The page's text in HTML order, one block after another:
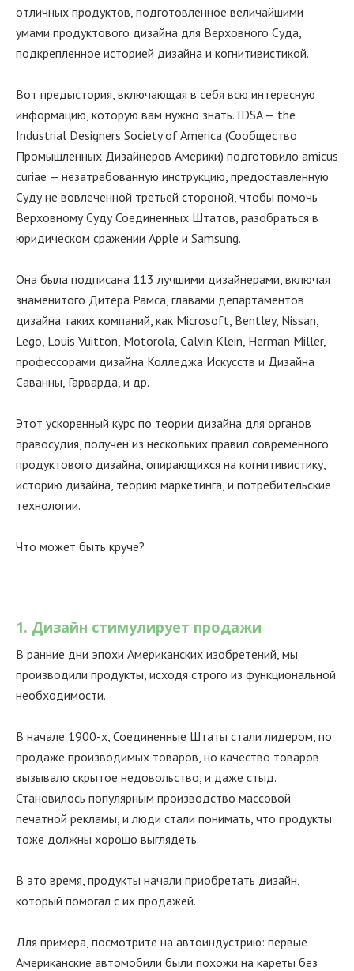
отличных продуктов, подготовленное величайшими
умами продуктового дизайна для Верховного Суда,
подкрепленное историей дизайна и когнитивистикой.
Вот предыстория, включающая в себя всю интересную
информацию, которую вам нужно знать. IDSA — the
Industrial Designers Society of America (Сообщество
Промышленных Дизайнеров Америки) подготовило amicus
curiae — незатребованную инструкцию, предоставленную
Суду не вовлеченной третьей стороной, чтобы помочь
Верховному Суду Соединенных Штатов, разобраться в
юридическом сражении Apple и Samsung.
Она была подписана 113 лучшими дизайнерами, включая
знаменитого Дитера Рамса, главами департаментов
дизайна таких компаний, как Microsoft, Bentley, Nissan,
Lego, Louis Vuitton, Motorola, Calvin Klein, Herman Miller,
профессорами дизайна Колледжа Искусств и Дизайна
Саванны, Гарварда, и др.
Этот ускоренный курс по теории дизайна для органов
правосудия, получен из нескольких правил современного
продуктового дизайна, опирающихся на когнитивистику,
историю дизайна, теорию маркетинга, и потребительские
технологии.
Что может быть круче?
1. Дизайн стимулирует продажи
В ранние дни эпохи Американских изобретений, мы
производили продукты, исходя строго из функциональной
необходимости.
В начале 1900-х, Соединенные Штаты стали лидером, по
продаже производимых товаров, но качество товаров
вызывало скрытое недовольство, и даже стыд.
Становилось популярным производство массовой
печатной рекламы, и люди стали понимать, что продукты
тоже должны хорошо выглядеть.
В это время, продукты начали приобретать дизайн,
который помогал с их продажей.
Для примера, посмотрите на автоиндустрию: первые
Американские автомобили были похожи на кареты без